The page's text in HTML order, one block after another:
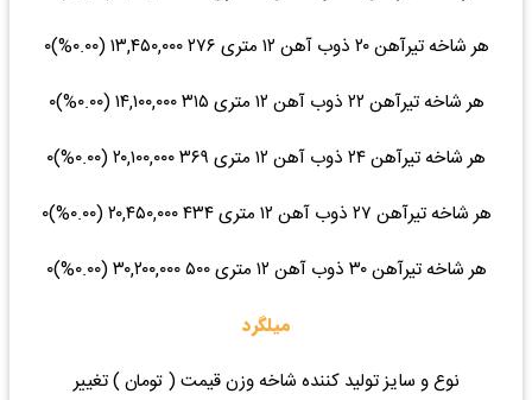
هر شاخه تیرآهن ۲۰ ذوب آهن ۱۲ متری ۲۷۶ ۱۳,۴۵۰,۰۰۰ (۰.۰۰%)۰
هر شاخه تیرآهن ۲۲ ذوب آهن ۱۲ متری ۳۱۵ ۱۴,۱۰۰,۰۰۰ (۰.۰۰%)۰
هر شاخه تیرآهن ۲۴ ذوب آهن ۱۲ متری ۳۶۹ ۲۰,۱۰۰,۰۰۰ (۰.۰۰%)۰
هر شاخه تیرآهن ۲۷ ذوب آهن ۱۲ متری ۴۳۴ ۲۰,۴۵۰,۰۰۰ (۰.۰۰%)۰
هر شاخه تیرآهن ۳۰ ذوب آهن ۱۲ متری ۵۰۰ ۳۰,۲۰۰,۰۰۰ (۰.۰۰%)۰
میلگرد
نوع و سایز تولید کننده شاخه وزن قیمت ( تومان ) تغییر